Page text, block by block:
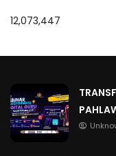
12,073,447